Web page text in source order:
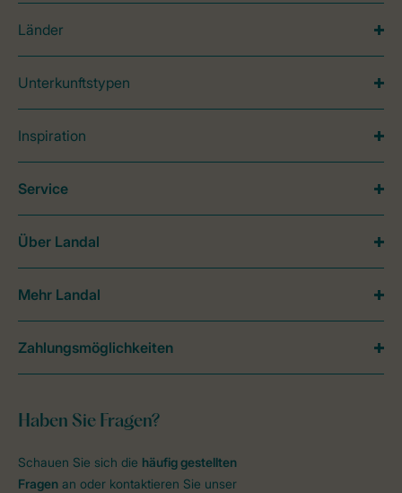
Länder
Unterkunftstypen
Inspiration
Haben Sie Fragen?
Schauen Sie sich die häufig gestellten
Fragen an oder kontaktieren Sie unser
Service
Über Landal
Mehr Landal
Zahlungsmöglichkeiten